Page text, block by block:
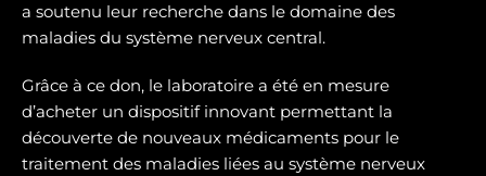
a soutenu leur recherche dans le domaine des
maladies du système nerveux central.
Grâce à ce don, le laboratoire a été en mesure
d’acheter un dispositif innovant permettant la
découverte de nouveaux médicaments pour le
traitement des maladies liées au système nerveux